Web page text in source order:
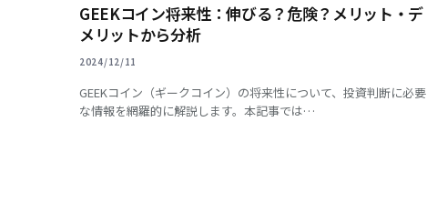
GEEKコイン将来性：伸びる？危険？メリット・デ
メリットから分析
2024/12/11
GEEKコイン（ギークコイン）の将来性について、投資判断に必要
な情報を網羅的に解説します。本記事では…